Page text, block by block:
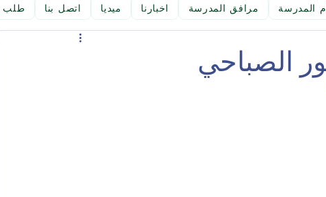
الصباحي
المدرسة مرافق المدرسة اخبارنا ميديا اتصل بنا طلب
ومواكبة التطور العلمي، ليكونوا مواطنين صالحين يستطيعون